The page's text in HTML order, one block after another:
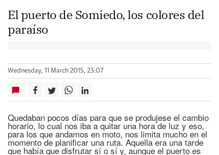
El puerto de Somiedo, los colores del
paraíso
Wednesday, 11 March 2015, 23:07
Quedaban pocos días para que se produjese el cambio
horario, lo cual nos iba a quitar una hora de luz y eso,
para los que andamos en moto, nos limita mucho en el
momento de planificar una ruta. Aquella era una tarde
que había que disfrutar sí o sí y, aunque el puerto es